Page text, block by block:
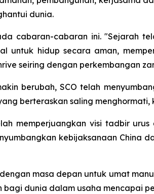
dunia.
cabaran-cabaran ini. "Sejarah
untuk hidup secara aman,
seiring dengan perkembangan
berubah, SCO telah
berteraskan saling
memperjuangkan visi tadbir
kebijaksanaan China
masa depan untuk umat
dunia dalam usaha mencapai